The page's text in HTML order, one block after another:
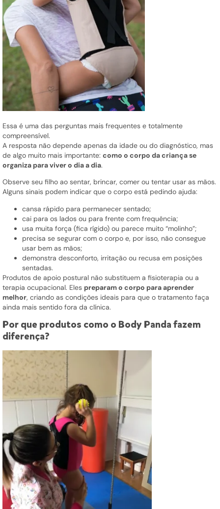
Essa é uma das perguntas mais frequentes e totalmente
compreensível.
A resposta não depende apenas da idade ou do diagnóstico, mas
de algo muito mais importante: como o corpo da criança se
organiza para viver o dia a dia.
Observe seu filho ao sentar, brincar, comer ou tentar usar as mãos.
Alguns sinais podem indicar que o corpo está pedindo ajuda:
cansa rápido para permanecer sentado;
cai para os lados ou para frente com frequência;
usa muita força (fica rígido) ou parece muito “molinho”;
precisa se segurar com o corpo e, por isso, não consegue
usar bem as mãos;
demonstra desconforto, irritação ou recusa em posições
sentadas.
Produtos de apoio postural não substituem a fisioterapia ou a
terapia ocupacional. Eles preparam o corpo para aprender
melhor, criando as condições ideais para que o tratamento faça
ainda mais sentido fora da clínica.
Por que produtos como o Body Panda fazem
diferença?